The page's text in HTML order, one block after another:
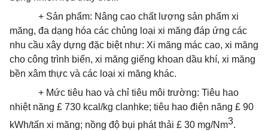
+ Sản phẩm: Nâng cao chất lượng sản phẩm xi
măng, đa dạng hóa các chủng loại xi măng đáp ứng các
nhu cầu xây dựng đặc biệt như: Xi măng mác cao, xi măng
cho công trình biển, xi măng giếng khoan dầu khí, xi măng
bền xâm thực và các loại xi măng khác.
+ Mức tiêu hao và chỉ tiêu môi trường: Tiêu hao
nhiệt năng £ 730 kcal/kg clanhke; tiêu hao điện năng £ 90
kWh/tấn xi măng; nồng độ bụi phát thải £ 30 mg/Nm3.